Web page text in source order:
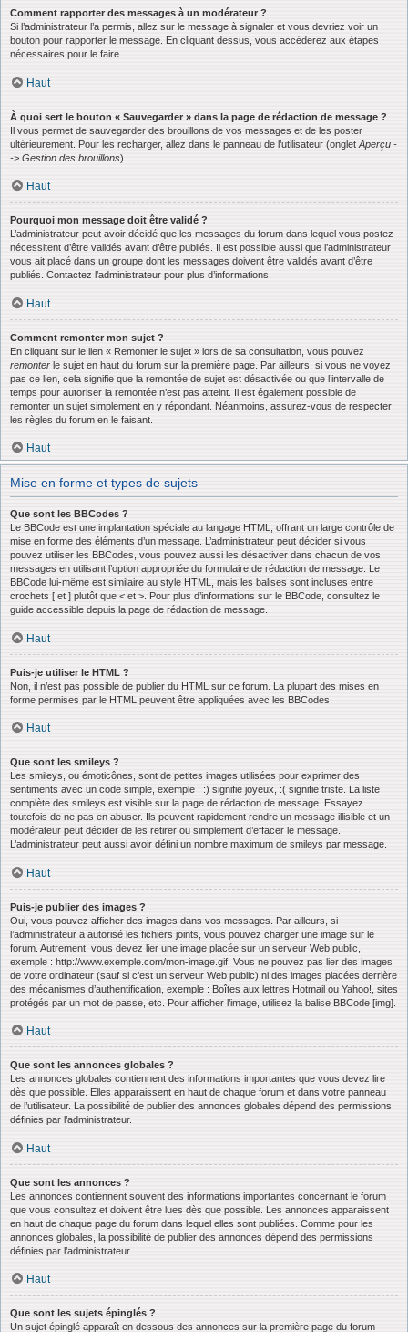
Comment rapporter des messages à un modérateur ?
Si l’administrateur l’a permis, allez sur le message à signaler et vous devriez voir un
bouton pour rapporter le message. En cliquant dessus, vous accéderez aux étapes
nécessaires pour le faire.
Haut
À quoi sert le bouton « Sauvegarder » dans la page de rédaction de message ?
Il vous permet de sauvegarder des brouillons de vos messages et de les poster
ultérieurement. Pour les recharger, allez dans le panneau de l’utilisateur (onglet Aperçu -
-> Gestion des brouillons).
Haut
Pourquoi mon message doit être validé ?
L’administrateur peut avoir décidé que les messages du forum dans lequel vous postez
nécessitent d’être validés avant d’être publiés. Il est possible aussi que l’administrateur
vous ait placé dans un groupe dont les messages doivent être validés avant d’être
publiés. Contactez l’administrateur pour plus d’informations.
Haut
Comment remonter mon sujet ?
En cliquant sur le lien « Remonter le sujet » lors de sa consultation, vous pouvez
remonter le sujet en haut du forum sur la première page. Par ailleurs, si vous ne voyez
pas ce lien, cela signifie que la remontée de sujet est désactivée ou que l’intervalle de
temps pour autoriser la remontée n’est pas atteint. Il est également possible de
remonter un sujet simplement en y répondant. Néanmoins, assurez-vous de respecter
les règles du forum en le faisant.
Haut
Mise en forme et types de sujets
Que sont les BBCodes ?
Le BBCode est une implantation spéciale au langage HTML, offrant un large contrôle de
mise en forme des éléments d’un message. L’administrateur peut décider si vous
pouvez utiliser les BBCodes, vous pouvez aussi les désactiver dans chacun de vos
messages en utilisant l’option appropriée du formulaire de rédaction de message. Le
BBCode lui-même est similaire au style HTML, mais les balises sont incluses entre
crochets [ et ] plutôt que < et >. Pour plus d’informations sur le BBCode, consultez le
guide accessible depuis la page de rédaction de message.
Haut
Puis-je utiliser le HTML ?
Non, il n’est pas possible de publier du HTML sur ce forum. La plupart des mises en
forme permises par le HTML peuvent être appliquées avec les BBCodes.
Haut
Que sont les smileys ?
Les smileys, ou émoticônes, sont de petites images utilisées pour exprimer des
sentiments avec un code simple, exemple : :) signifie joyeux, :( signifie triste. La liste
complète des smileys est visible sur la page de rédaction de message. Essayez
toutefois de ne pas en abuser. Ils peuvent rapidement rendre un message illisible et un
modérateur peut décider de les retirer ou simplement d’effacer le message.
L’administrateur peut aussi avoir défini un nombre maximum de smileys par message.
Haut
Puis-je publier des images ?
Oui, vous pouvez afficher des images dans vos messages. Par ailleurs, si
l’administrateur a autorisé les fichiers joints, vous pouvez charger une image sur le
forum. Autrement, vous devez lier une image placée sur un serveur Web public,
exemple : http://www.exemple.com/mon-image.gif. Vous ne pouvez pas lier des images
de votre ordinateur (sauf si c’est un serveur Web public) ni des images placées derrière
des mécanismes d’authentification, exemple : Boîtes aux lettres Hotmail ou Yahoo!, sites
protégés par un mot de passe, etc. Pour afficher l’image, utilisez la balise BBCode [img].
Haut
Que sont les annonces globales ?
Les annonces globales contiennent des informations importantes que vous devez lire
dès que possible. Elles apparaissent en haut de chaque forum et dans votre panneau
de l’utilisateur. La possibilité de publier des annonces globales dépend des permissions
définies par l’administrateur.
Haut
Que sont les annonces ?
Les annonces contiennent souvent des informations importantes concernant le forum
que vous consultez et doivent être lues dès que possible. Les annonces apparaissent
en haut de chaque page du forum dans lequel elles sont publiées. Comme pour les
annonces globales, la possibilité de publier des annonces dépend des permissions
définies par l’administrateur.
Haut
Que sont les sujets épinglés ?
Un sujet épinglé apparaît en dessous des annonces sur la première page du forum